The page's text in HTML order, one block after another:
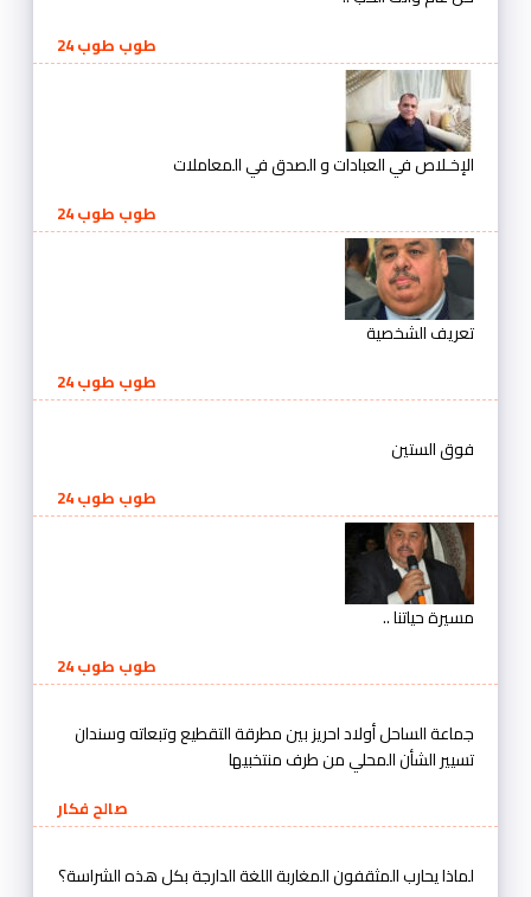
طوب طوب 24
الإخـلاص في العبادات و الصدق في المعاملات
طوب طوب 24
تعريف الشخصية
طوب طوب 24
فوق الستين
طوب طوب 24
مسيرة حياتنا ..
طوب طوب 24
جماعة الساحل أولاد احريز بين مطرقة التقطيع وتبعاته وسندان
تسيير الشأن المحلي من طرف منتخبيها
صالح فكار
لماذا يحارب المثقفون المغاربة اللغة الدارجة بكل هذه الشراسة؟